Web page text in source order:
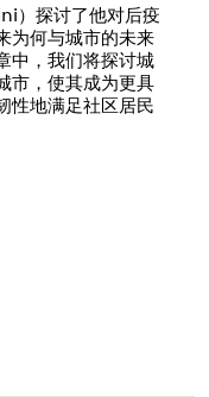
）探讨了他对后疫
为何与城市的未来
中，我们将探讨城
市，使其成为更具
性地满足社区居民